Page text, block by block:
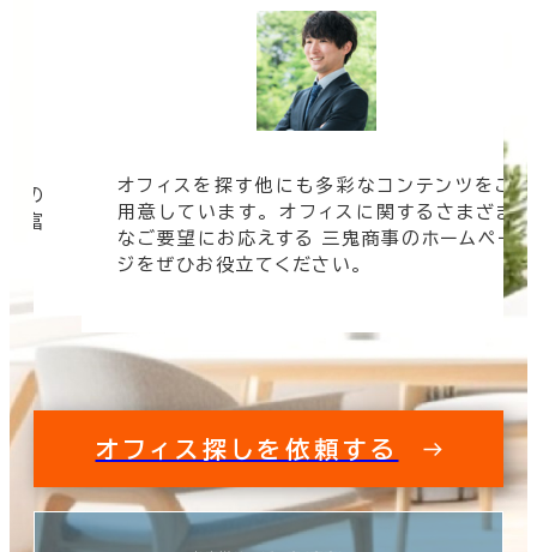
の
豊富
オフィスを探す他にも多彩なコンテンツをご
用意しています。 オフィスに関するさまざま
なご要望にお応えする 三鬼商事のホームペー
ジをぜひお役立てください。
オフィス探しを依頼する